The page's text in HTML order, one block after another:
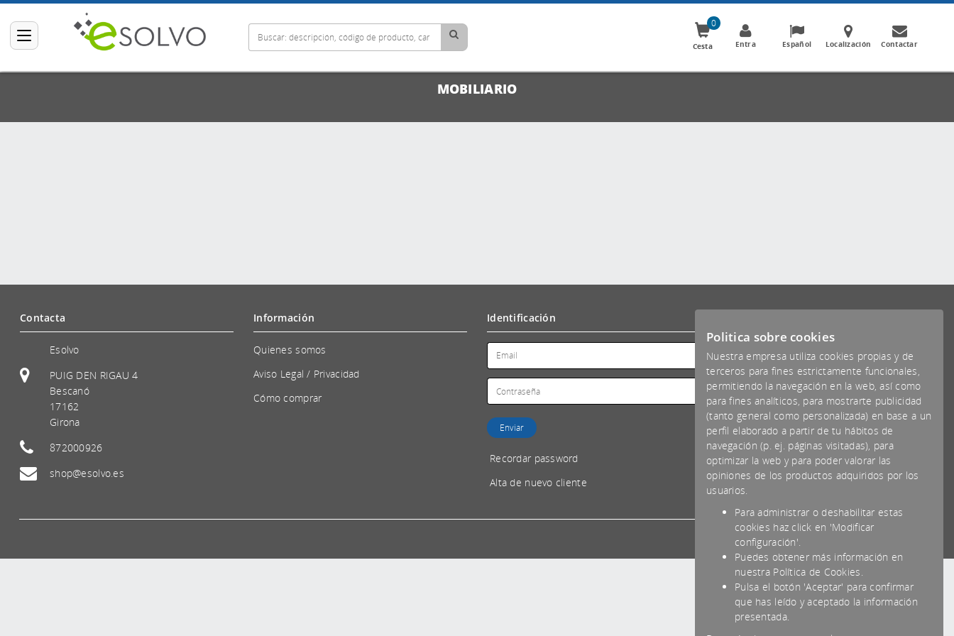
Cesta
0
Entra Español Localización Contactar
MOBILIARIO
Contacta
Esolvo
PUIG DEN RIGAU 4
Bescanó
17162
Girona
872000926
shop@esolvo.es
Información
Quienes somos
Aviso Legal / Privacidad
Cómo comprar
Identificación
Recordar password
Alta de nuevo cliente
Politica sobre cookies
Nuestra empresa utiliza cookies propias y de
terceros para fines estrictamente funcionales,
permitiendo la navegación en la web, así como
para fines analíticos, para mostrarte publicidad
(tanto general como personalizada) en base a un
perfil elaborado a partir de tu hábitos de
navegación (p. ej. páginas visitadas), para
optimizar la web y para poder valorar las
opiniones de los productos adquiridos por los
usuarios.
Para administrar o deshabilitar estas
cookies haz click en 'Modificar
configuración'.
Puedes obtener más información en
nuestra Política de Cookies.
Pulsa el botón 'Aceptar' para confirmar
que has leído y aceptado la información
presentada.